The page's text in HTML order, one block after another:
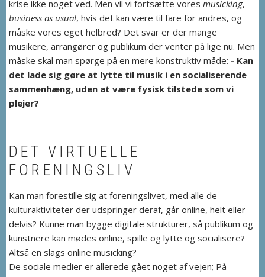
krise ikke noget ved. Men vil vi fortsætte vores musicking,
business as usual, hvis det kan være til fare for andres, og
måske vores eget helbred? Det svar er der mange
musikere, arrangører og publikum der venter på lige nu. Men
måske skal man spørge på en mere konstruktiv måde: - Kan
det lade sig gøre at lytte til musik i en socialiserende
sammenhæng, uden at være fysisk tilstede som vi
plejer?
DET VIRTUELLE
FORENINGSLIV
Kan man forestille sig at foreningslivet, med alle de
kulturaktiviteter der udspringer deraf, går online, helt eller
delvis? Kunne man bygge digitale strukturer, så publikum og
kunstnere kan mødes online, spille og lytte og socialisere?
Altså en slags online musicking?
De sociale medier er allerede gået noget af vejen; På